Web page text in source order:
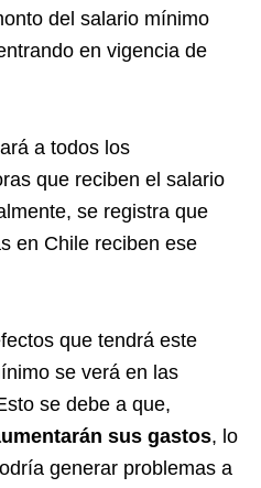
del salario mínimo
en vigencia de
a todos los
que reciben el salario
se registra que
en Chile reciben ese
que tendrá este
se verá en las
se debe a que,
sus gastos, lo
generar problemas a